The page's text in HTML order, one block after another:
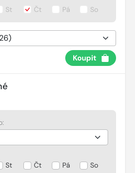
St Čt Pá So
Koupit
St Čt Pá So